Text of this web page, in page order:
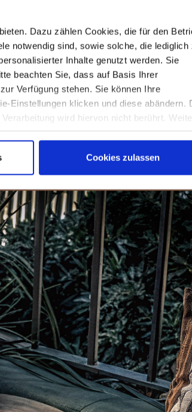
Dazu zählen Cookies, die für den
notwendig sind, sowie solche, die lediglich
Inhalte genutzt werden. Sie
beachten Sie, dass auf Basis Ihrer
Verfügung stehen. Sie können Ihre
Einstellungen klicken und diese abändern.
wird hiervon nicht berührt.
Cookies zulassen
für kleinen Balkon
Poolränder.